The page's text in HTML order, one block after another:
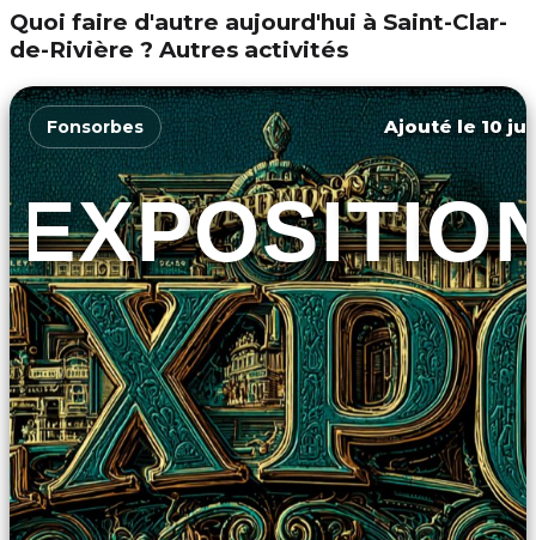
Quoi faire d'autre aujourd'hui à Saint-Clar-
de-Rivière ? Autres activités
Fonsorbes Ajouté le 10